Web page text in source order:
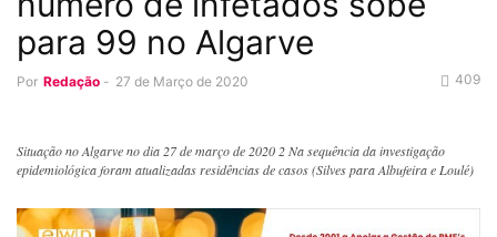
para 99 no Algarve
Por Redação - 27 de Março de 2020 409
Situação no Algarve no dia 27 de março de 2020 2 Na sequência da investigação
epidemiológica foram atualizadas residências de casos (Silves para Albufeira e Loulé)